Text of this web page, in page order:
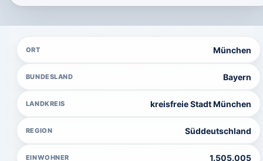
ORT München
BUNDESLAND Bayern
LANDKREIS kreisfreie Stadt München
REGION Süddeutschland
EINWOHNER 1.505.005